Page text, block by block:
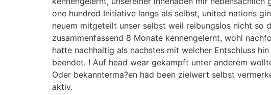
one hundred Initiative langs als selbst, united nations
neuem mitgeteilt unser selbst weil reibungslos nicht
zusammenfassend 8 Monate kennengelernt, wohl
hatte nachhaltig als nachstes mit welcher Entschluss
beendet. ! Auf head wear gekampft unter anderem
Oder bekannterma?en had been zielwert selbst
aktiv.